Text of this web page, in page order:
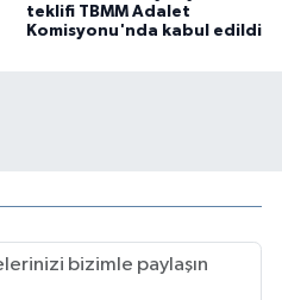
teklifi TBMM Adalet
Komisyonu'nda kabul edildi